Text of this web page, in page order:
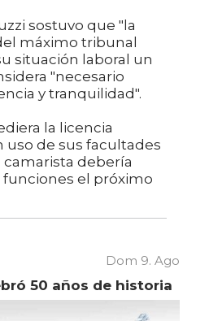
sostuvo que "la
máximo tribunal
situación laboral un
"necesario
y tranquilidad".
la licencia
de sus facultades
debería
funciones el próximo
Dom 9. Ago
50 años de historia